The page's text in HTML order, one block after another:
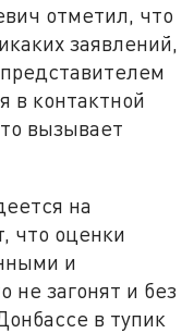
отметил, что
заявлений,
в контактной
вызывает
на
что оценки
и
не загонят и без
в тупик